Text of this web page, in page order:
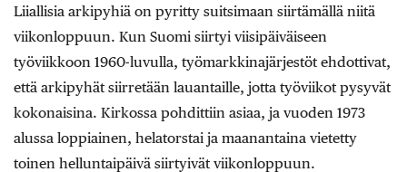
Liiallisia arkipyhiä on pyritty suitsimaan siirtämällä niitä
viikonloppuun. Kun Suomi siirtyi viisipäiväiseen
työviikkoon 1960-luvulla, työmarkkinajärjestöt ehdottivat,
että arkipyhät siirretään lauantaille, jotta työviikot pysyvät
kokonaisina. Kirkossa pohdittiin asiaa, ja vuoden 1973
alussa loppiainen, helatorstai ja maanantaina vietetty
toinen helluntaipäivä siirtyivät viikonloppuun.